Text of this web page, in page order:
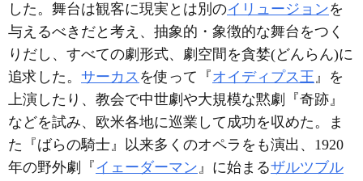
した。舞台は観客に現実とは別のイリュージョンを
与えるべきだと考え、抽象的・象徴的な舞台をつく
りだし、すべての劇形式、劇空間を貪婪(どんらん)に
追求した。 サーカス を使って『オイディプス王』を
上演したり、教会で中世劇や大規模な黙劇『奇跡』
などを試み、欧米各地に巡業して成功を収めた。ま
た『ばらの騎士』以来多くのオペラをも演出、1920
年の野外劇『 イェーダーマン』に始まるザルツブル